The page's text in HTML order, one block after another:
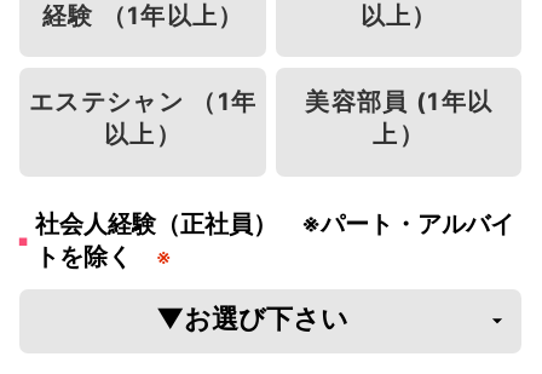
経験 （1年以上） 以上）
エステシャン （1年
以上）
美容部員 (1年以
上）
社会人経験（正社員） ※パート・アルバイ
トを除く
※